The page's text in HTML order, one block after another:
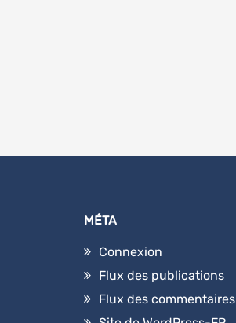
MÉTA
Connexion
Flux des publications
Flux des commentaires